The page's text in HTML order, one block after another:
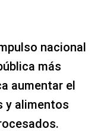
nacional
más
aumentar el
y alimentos